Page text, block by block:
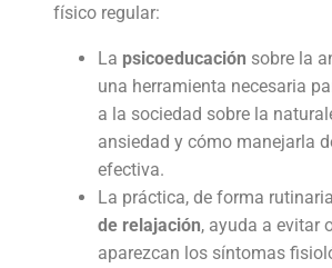
físico regular:
La psicoeducación sobre la
una herramienta necesaria
a la sociedad sobre la
ansiedad y cómo manejarla
efectiva.
La práctica, de forma
de relajación, ayuda a evitar
aparezcan los síntomas